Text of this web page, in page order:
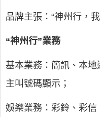
品牌主張：“神州行，我
“神州行”業務
基本業務：簡訊、本地
主叫號碼顯示；
娛樂業務：彩鈴、彩